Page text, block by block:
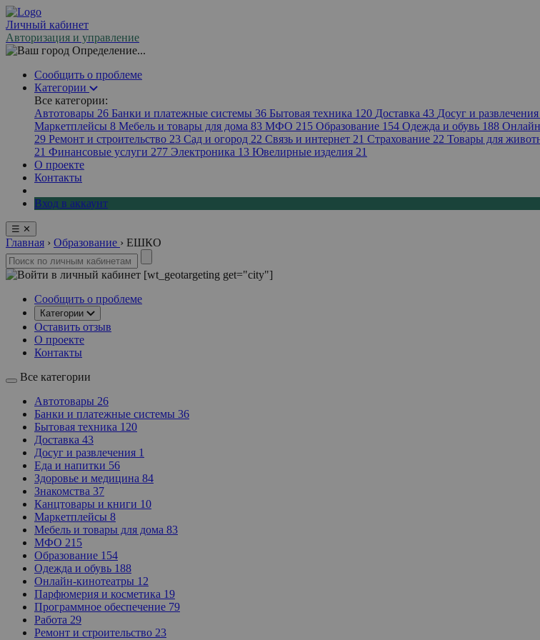
Личный кабинет
Авторизация и управление
Определение...
Сообщить о проблеме
Категории
Все категории:
Автотовары 26 Банки и платежные системы 36 Бытовая техника 120 Доставка 43 Досуг и развлечения
Маркетплейсы 8 Мебель и товары для дома 83 МФО 215 Образование 154 Одежда и обувь 188
29 Ремонт и строительство 23 Сад и огород 22 Связь и интернет 21 Страхование 22 Товары для
21 Финансовые услуги 277 Электроника 13 Ювелирные изделия 21
О проекте
Контакты
Вход в аккаунт
☰ ✕
Главная › Образование › ЕШКО
[wt_geotargeting get="city"]
Сообщить о проблеме
Категории
Оставить отзыв
О проекте
Контакты
Все категории
Автотовары 26
Банки и платежные системы 36
Бытовая техника 120
Доставка 43
Досуг и развлечения 1
Еда и напитки 56
Здоровье и медицина 84
Знакомства 37
Канцтовары и книги 10
Маркетплейсы 8
Мебель и товары для дома 83
МФО 215
Образование 154
Одежда и обувь 188
Онлайн-кинотеатры 12
Парфюмерия и косметика 19
Программное обеспечение 79
Работа 29
Ремонт и строительство 23